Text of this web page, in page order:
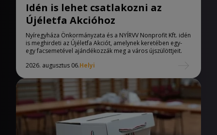
Idén is lehet csatlakozni az
Újéletfa Akcióhoz
Nyíregyháza Önkormányzata és a NYÍRVV Nonprofit Kft. idén
is meghirdeti az Újéletfa Akciót, amelynek keretében egy-
egy facsemetével ajándékozzák meg a város újszülöttjeit.
2026. augusztus 06.Helyi